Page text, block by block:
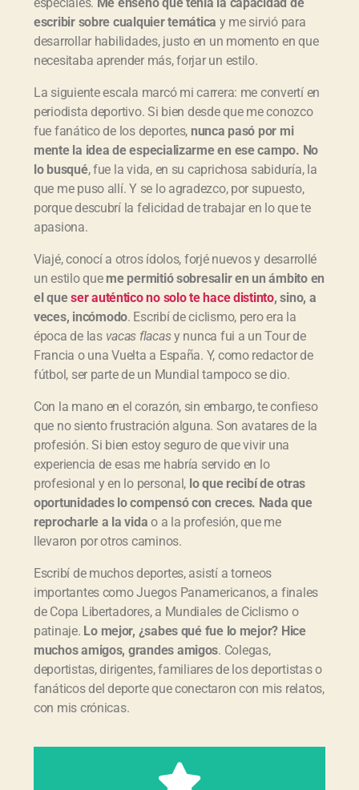
escribir sobre cualquier temática y me sirvió para
desarrollar habilidades, justo en un momento en que
necesitaba aprender más, forjar un estilo.
La siguiente escala marcó mi carrera: me convertí en
periodista deportivo. Si bien desde que me conozco
fue fanático de los deportes, nunca pasó por mi
mente la idea de especializarme en ese campo. No
lo busqué, fue la vida, en su caprichosa sabiduría, la
que me puso allí. Y se lo agradezco, por supuesto,
porque descubrí la felicidad de trabajar en lo que te
apasiona.
Viajé, conocí a otros ídolos, forjé nuevos y desarrollé
un estilo que me permitió sobresalir en unámbito en
el queser auténtico no solo te hace distinto, sino, a
veces, incómodo. Escribí de ciclismo, pero era la
época de las vacas flacasy nunca fui a un Tour de
Francia o una Vuelta a España. Y, como redactor de
fútbol, ser parte de un Mundial tampoco se dio.
Con la mano en el corazón, sin embargo, te confieso
que no siento frustración alguna. Son avatares de la
profesión. Si bien estoy seguro de que vivir una
experiencia de esas me habría servido en lo
profesional y en lo personal, lo que recibí de otras
oportunidades lo compensó con creces. Nada que
reprocharle a la vida o a la profesión, que me
llevaron por otros caminos.
Escribí de muchos deportes, asistí a torneos
importantes como Juegos Panamericanos, a finales
de Copa Libertadores, a Mundiales de Ciclismo o
patinaje. Lo mejor, ¿sabes qué fue lo mejor? Hice
muchos amigos, grandes amigos. Colegas,
deportistas, dirigentes, familiares de los deportistas o
fanáticos del deporte que conectaron con mis relatos,
con mis crónicas.